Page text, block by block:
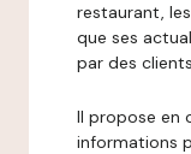
restaurant,
que ses
par des
Il propose en
informations